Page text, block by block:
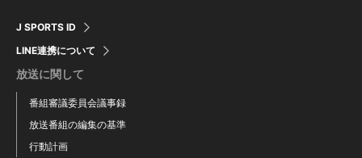
J SPORTS ID
LINE連携について
放送に関して
番組審議委員会議事録
放送番組の編集の基準
行動計画